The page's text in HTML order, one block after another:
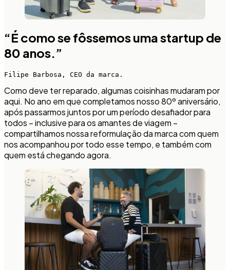
“É como se fôssemos uma startup de
80 anos.”
Filipe Barbosa, CEO da marca.
Como deve ter reparado, algumas coisinhas mudaram por
aqui. No ano em que completamos nosso 80º aniversário,
após passarmos juntos por um período desafiador para
todos – inclusive para os amantes de viagem –
compartilhamos nossa reformulação da marca com quem
nos acompanhou por todo esse tempo, e também com
quem está chegando agora.